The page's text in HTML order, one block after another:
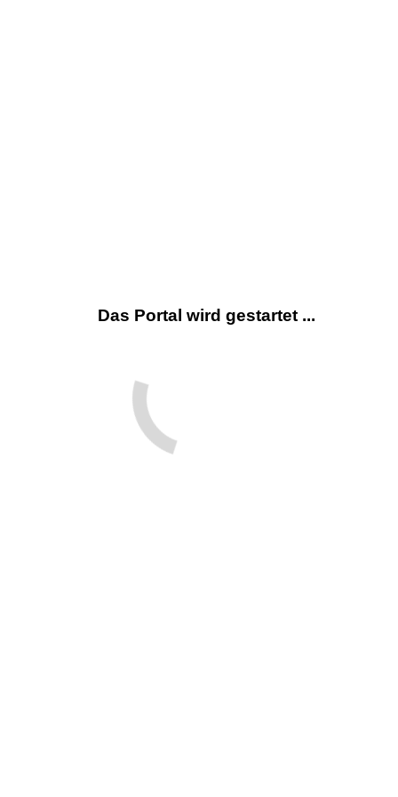
Das Portal wird gestartet ...